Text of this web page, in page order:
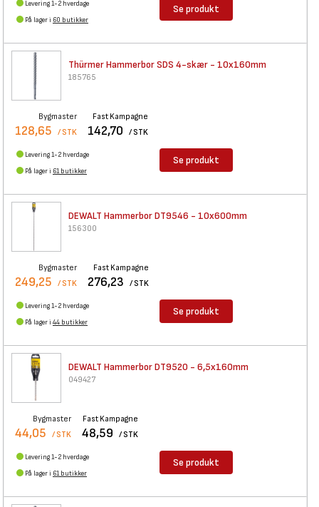
Levering 1-2 hverdage
På lager i 60 butikker
Se produkt
Thürmer Hammerbor SDS 4-skær - 10x160mm
185765
Bygmaster
128,65 / STK
Fast Kampagne
142,70 / STK
Levering 1-2 hverdage
På lager i 61 butikker
Se produkt
DEWALT Hammerbor DT9546 - 10x600mm
156300
Bygmaster
249,25 / STK
Fast Kampagne
276,23 / STK
Levering 1-2 hverdage
På lager i 44 butikker
Se produkt
DEWALT Hammerbor DT9520 - 6,5x160mm
049427
Bygmaster
44,05 / STK
Fast Kampagne
48,59 / STK
Levering 1-2 hverdage
På lager i 61 butikker
Se produkt